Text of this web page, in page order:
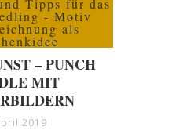
– PUNCH
MIT
2019